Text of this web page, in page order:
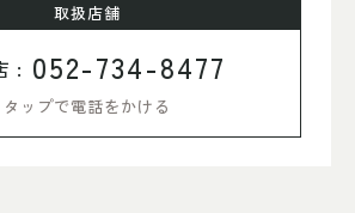
取扱店舗
: 052-734-8477
タップで電話をかける